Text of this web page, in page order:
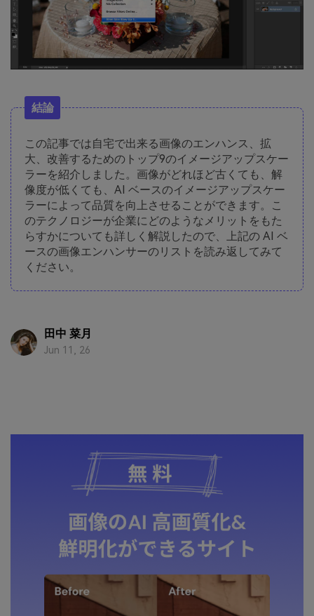
結論
この記事では自宅で出来る画像のエンハンス、拡
大、改善するためのトップ9のイメージアップスケー
ラーを紹介しました。画像がどれほど古くても、解
像度が低くても、AI ベースのイメージアップスケー
ラーによって品質を向上させることができます。こ
のテクノロジーが企業にどのようなメリットをもた
らすかについても詳しく解説したので、上記の AI ベ
ースの画像エンハンサーのリストを読み返してみて
ください。
田中 菜月
Jun 11, 26